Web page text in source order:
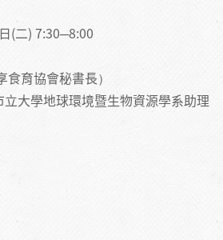
(二) 7:30─8:00
育協會秘書長）
大學地球環境暨生物資源學系助理
日常飲食的食魚教育與永續海鮮選擇